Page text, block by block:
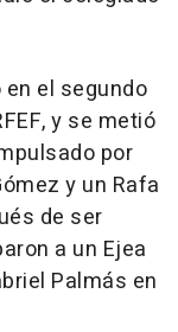
el segundo
y se metió
por
y un Rafa
de ser
a un Ejea
Palmás en